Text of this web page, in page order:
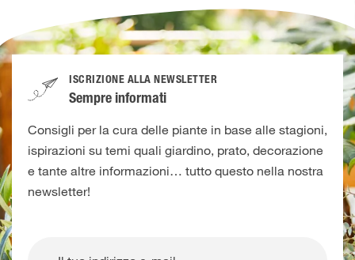
ISCRIZIONE ALLA NEWSLETTER
Sempre informati
Consigli per la cura delle piante in base alle stagioni,
ispirazioni su temi quali giardino, prato, decorazione
e tante altre informazioni… tutto questo nella nostra
newsletter!